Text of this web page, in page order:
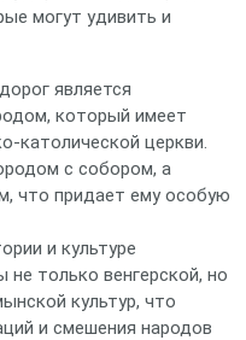
могут удивить и
является
который имеет
католической церкви.
с собором, а
что придает ему особую
и культуре
только венгерской, но
культур, что
и смешения народов